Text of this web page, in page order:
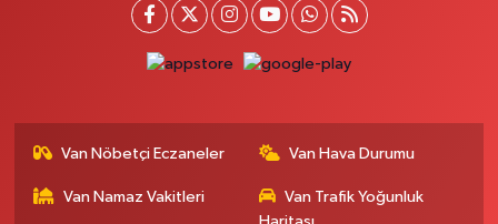
Van Nöbetçi Eczaneler Van Hava Durumu
Van Namaz Vakitleri
Van Trafik Yoğunluk